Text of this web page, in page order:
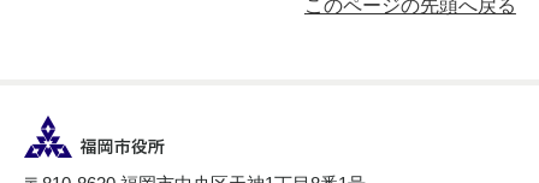
このページの先頭へ戻る